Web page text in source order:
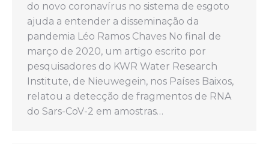
do novo coronavírus no sistema de esgoto
ajuda a entender a disseminação da
pandemia Léo Ramos Chaves No final de
março de 2020, um artigo escrito por
pesquisadores do KWR Water Research
Institute, de Nieuwegein, nos Países Baixos,
relatou a detecção de fragmentos de RNA
do Sars-CoV-2 em amostras…